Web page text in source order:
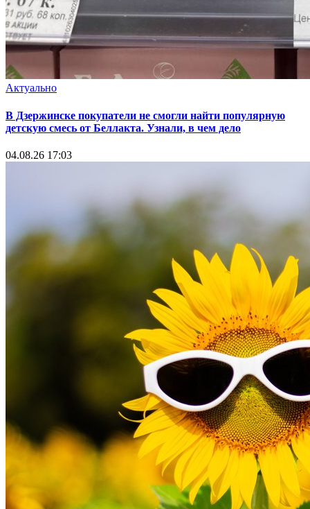
Актуально
В Дзержинске покупатели не смогли найти популярную
детскую смесь от Беллакта. Узнали, в чем дело
04.08.26 17:03